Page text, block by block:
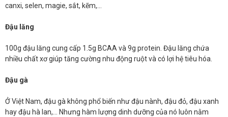
canxi, selen, magie, sắt, kẽm,…
Đậu lăng
100g đậu lăng cung cấp 1.5g BCAA và 9g protein. Đậu lăng chứa
nhiều chất xơ giúp tăng cường nhu động ruột và có lợi hệ tiêu hóa.
Đậu gà
Ở Việt Nam, đậu gà không phổ biến như đậu nành, đậu đỏ, đậu xanh
hay đậu hà lan,… Nhưng hàm lượng dinh dưỡng của nó luôn nằm